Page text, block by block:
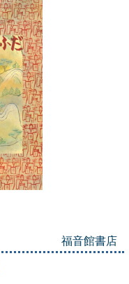
福音館書店